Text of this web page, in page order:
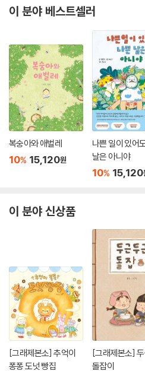
갯벌 생태계에 대한 사실성을 높입니다.
갯벌 생물들의 생김새와 특성을 알게 됩
갯벌이 어떤 공간인지 생각해 보는 기회
이 책은 갯벌이 줄어들고 있는 상황을 전
생태계 오염 등을 직접적으로 비판하지
삶고 살아가는 갯벌 생물들의 모습을 보
연 누구의 것인지 생각해 보게 합니다.
장선환 작가는 ‘흰무늬갯벌과 회색무늬
무늬갯벌에 평화가 찾아오지 않았다’는
교과 연계
유치원 누리과정 〉 11월 환경
유치원 누리과정 〉 4월 동식물
초등 〉 1학년 1학기 탐험 〉 그림책으로 만
초등 〉 2학년 1학기 자연 〉 지도 속 자연
이 분야 베스트셀러
복숭아와 애벌레
10% 15,120원
나쁜 일이 있어
날은 아니야
10% 15,120
이 분야 신상품
[그래제본소] 추억이
퐁퐁 도넛 빵집
[그래제본소]
돌잡이